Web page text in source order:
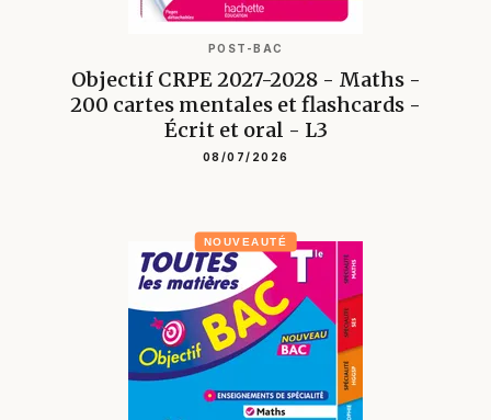
POST-BAC
Objectif CRPE 2027-2028 - Maths -
200 cartes mentales et flashcards -
Écrit et oral - L3
08/07/2026
NOUVEAUTÉ